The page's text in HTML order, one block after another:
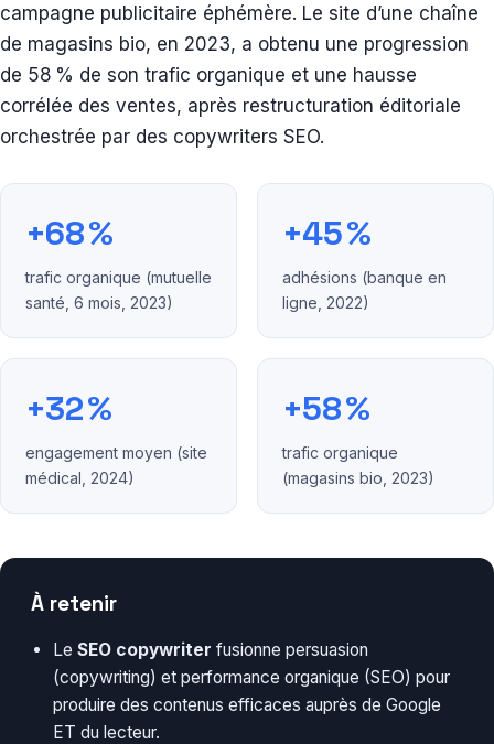
campagne publicitaire éphémère. Le site d’une chaîne
de magasins bio, en 2023, a obtenu une progression
de 58 % de son trafic organique et une hausse
corrélée des ventes, après restructuration éditoriale
orchestrée par des copywriters SEO.
+68 %
trafic organique (mutuelle
santé, 6 mois, 2023)
+45 %
adhésions (banque en
ligne, 2022)
+32 %
engagement moyen (site
médical, 2024)
+58 %
trafic organique
(magasins bio, 2023)
À retenir
Le SEO copywriter fusionne persuasion
(copywriting) et performance organique (SEO) pour
produire des contenus efficaces auprès de Google
ET du lecteur.